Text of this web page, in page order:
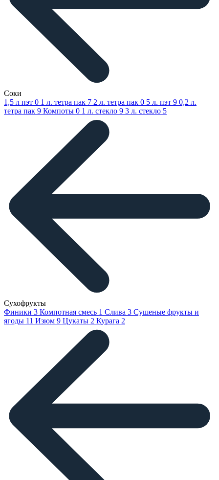
Соки
1,5 л пэт 0 1 л. тетра пак 7 2 л. тетра пак 0 5 л. пэт 9 0,2 л.
тетра пак 9 Компоты 0 1 л. стекло 9 3 л. стекло 5
Сухофрукты
Финики 3 Компотная смесь 1 Слива 3 Сушеные фрукты и
ягоды 11 Изюм 9 Цукаты 2 Курага 2